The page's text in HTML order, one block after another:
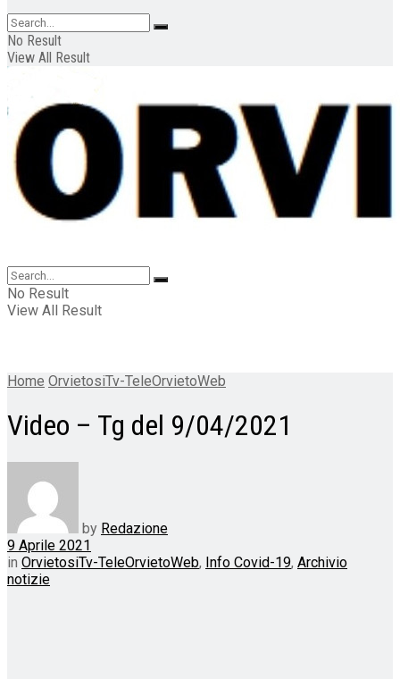
No Result
View All Result
No Result
View All Result
Home OrvietosiTv-TeleOrvietoWeb
Video – Tg del 9/04/2021
by Redazione
9 Aprile 2021
in OrvietosiTv-TeleOrvietoWeb, Info Covid-19, Archivio
notizie